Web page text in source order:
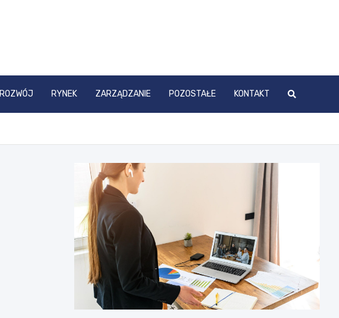
ROZWÓJ RYNEK ZARZĄDZANIE POZOSTAŁE KONTAKT